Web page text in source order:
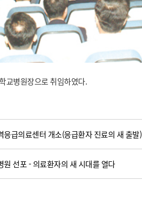
교병원장으로 취임하였다.
응급의료센터 개소(응급환자 진료의 새 출발)
원 선포 - 의료환자의 새 시대를 열다